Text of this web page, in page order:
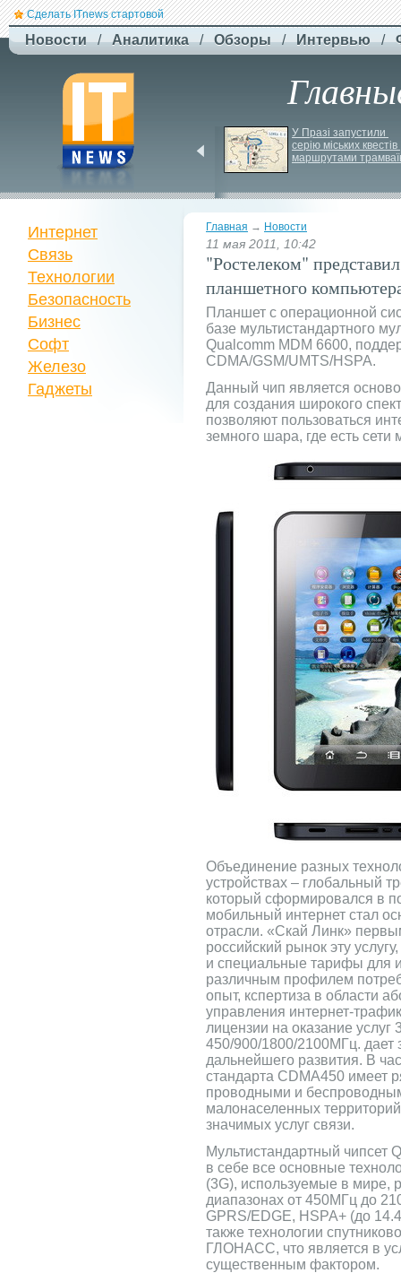
Сделать ITnews стартовой
Новости / Аналитика / Обзоры / Интервью /
плату за ручну поклажу
У Празі запустили
серію міських квестів
маршрутами
Главная → Новости
11 мая 2011, 10:42
"Ростелеком"
планшетного
Планшет с операционной
базе мультистандартного
Qualcomm MDM 6600,
CDMA/GSM/UMTS/HSPA.
Данный чип является
для создания широкого
позволяют пользоваться
земного шара, где есть сети
Объединение разных
устройствах – глобальный
который сформировался в
мобильный интернет стал
отрасли. «Скай Линк»
российский рынок эту
и специальные тарифы для
различным профилем
опыт, кспертиза в области
управления интернет-
лицензии на оказание услуг
450/900/1800/2100МГц. дает
дальнейшего развития. В
стандарта CDMA450 имеет
проводными и
малонаселенных
значимых услуг связи.
Мультистандартный чипсет
в себе все основные
(3G), используемые в мире,
диапазонах от 450МГц до
GPRS/EDGE, HSPA+ (до
также технологии
ГЛОНАСС, что является в
существенным фактором.
Интернет
Связь
Технологии
Безопасность
Бизнес
Софт
Железо
Гаджеты